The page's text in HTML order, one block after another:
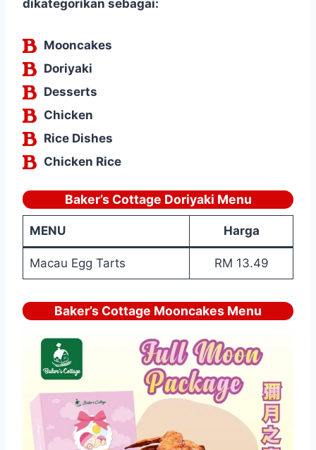
dikategorikan sebagai:
Mooncakes
Doriyaki
Desserts
Chicken
Rice Dishes
Chicken Rice
Baker’s Cottage Doriyaki Menu
MENU Harga
Macau Egg Tarts RM 13.49
Baker’s Cottage Mooncakes Menu